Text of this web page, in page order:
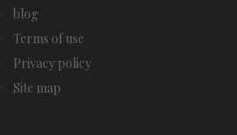
blog
Terms of use
Privacy policy
Site map